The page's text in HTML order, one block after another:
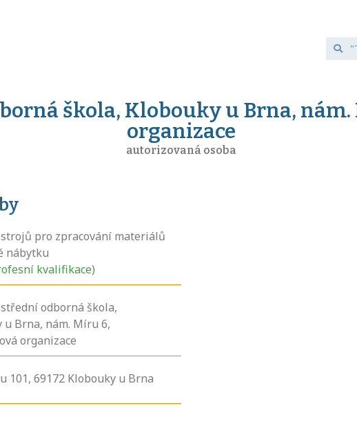
škola, Klobouky u Brna,
organizace
autorizovaná osoba
pro zpracování materiálů
nábytku
kvalifikace)
odborná škola,
u Brna, nám. Míru 6,
organizace
101, 69172 Klobouky u Brna